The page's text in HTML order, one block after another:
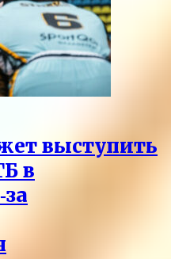
выступить
в